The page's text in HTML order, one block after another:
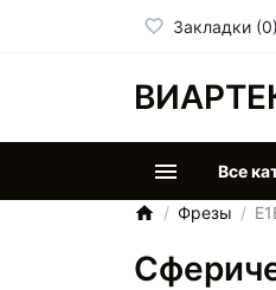
Закладки (0)
Все
Фрезы